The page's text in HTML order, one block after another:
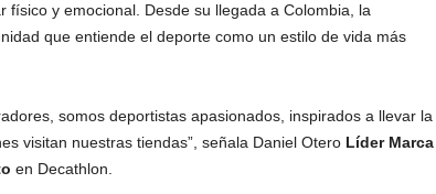
físico y emocional. Desde su llegada a Colombia, la
que entiende el deporte como un estilo de vida más
somos deportistas apasionados, inspirados a llevar la
visitan nuestras tiendas”, señala Daniel Otero Líder Marca
en Decathlon.